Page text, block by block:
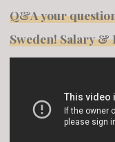
Q&A your
Sweden! Salary &